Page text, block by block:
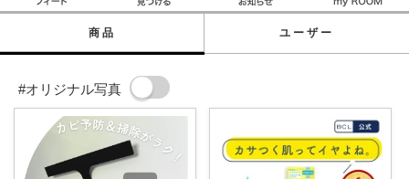
商品 ユーザー
#オリジナル写真